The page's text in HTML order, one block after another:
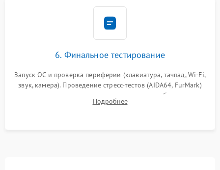
6. Финальное тестирование
Запуск ОС и проверка периферии (клавиатура, тачпад, Wi-Fi,
звук, камера). Проведение стресс-тестов (AIDA64, FurMark)
для контроля температурного режима и стабильности
системы под пиковой нагрузкой.
Подробнее